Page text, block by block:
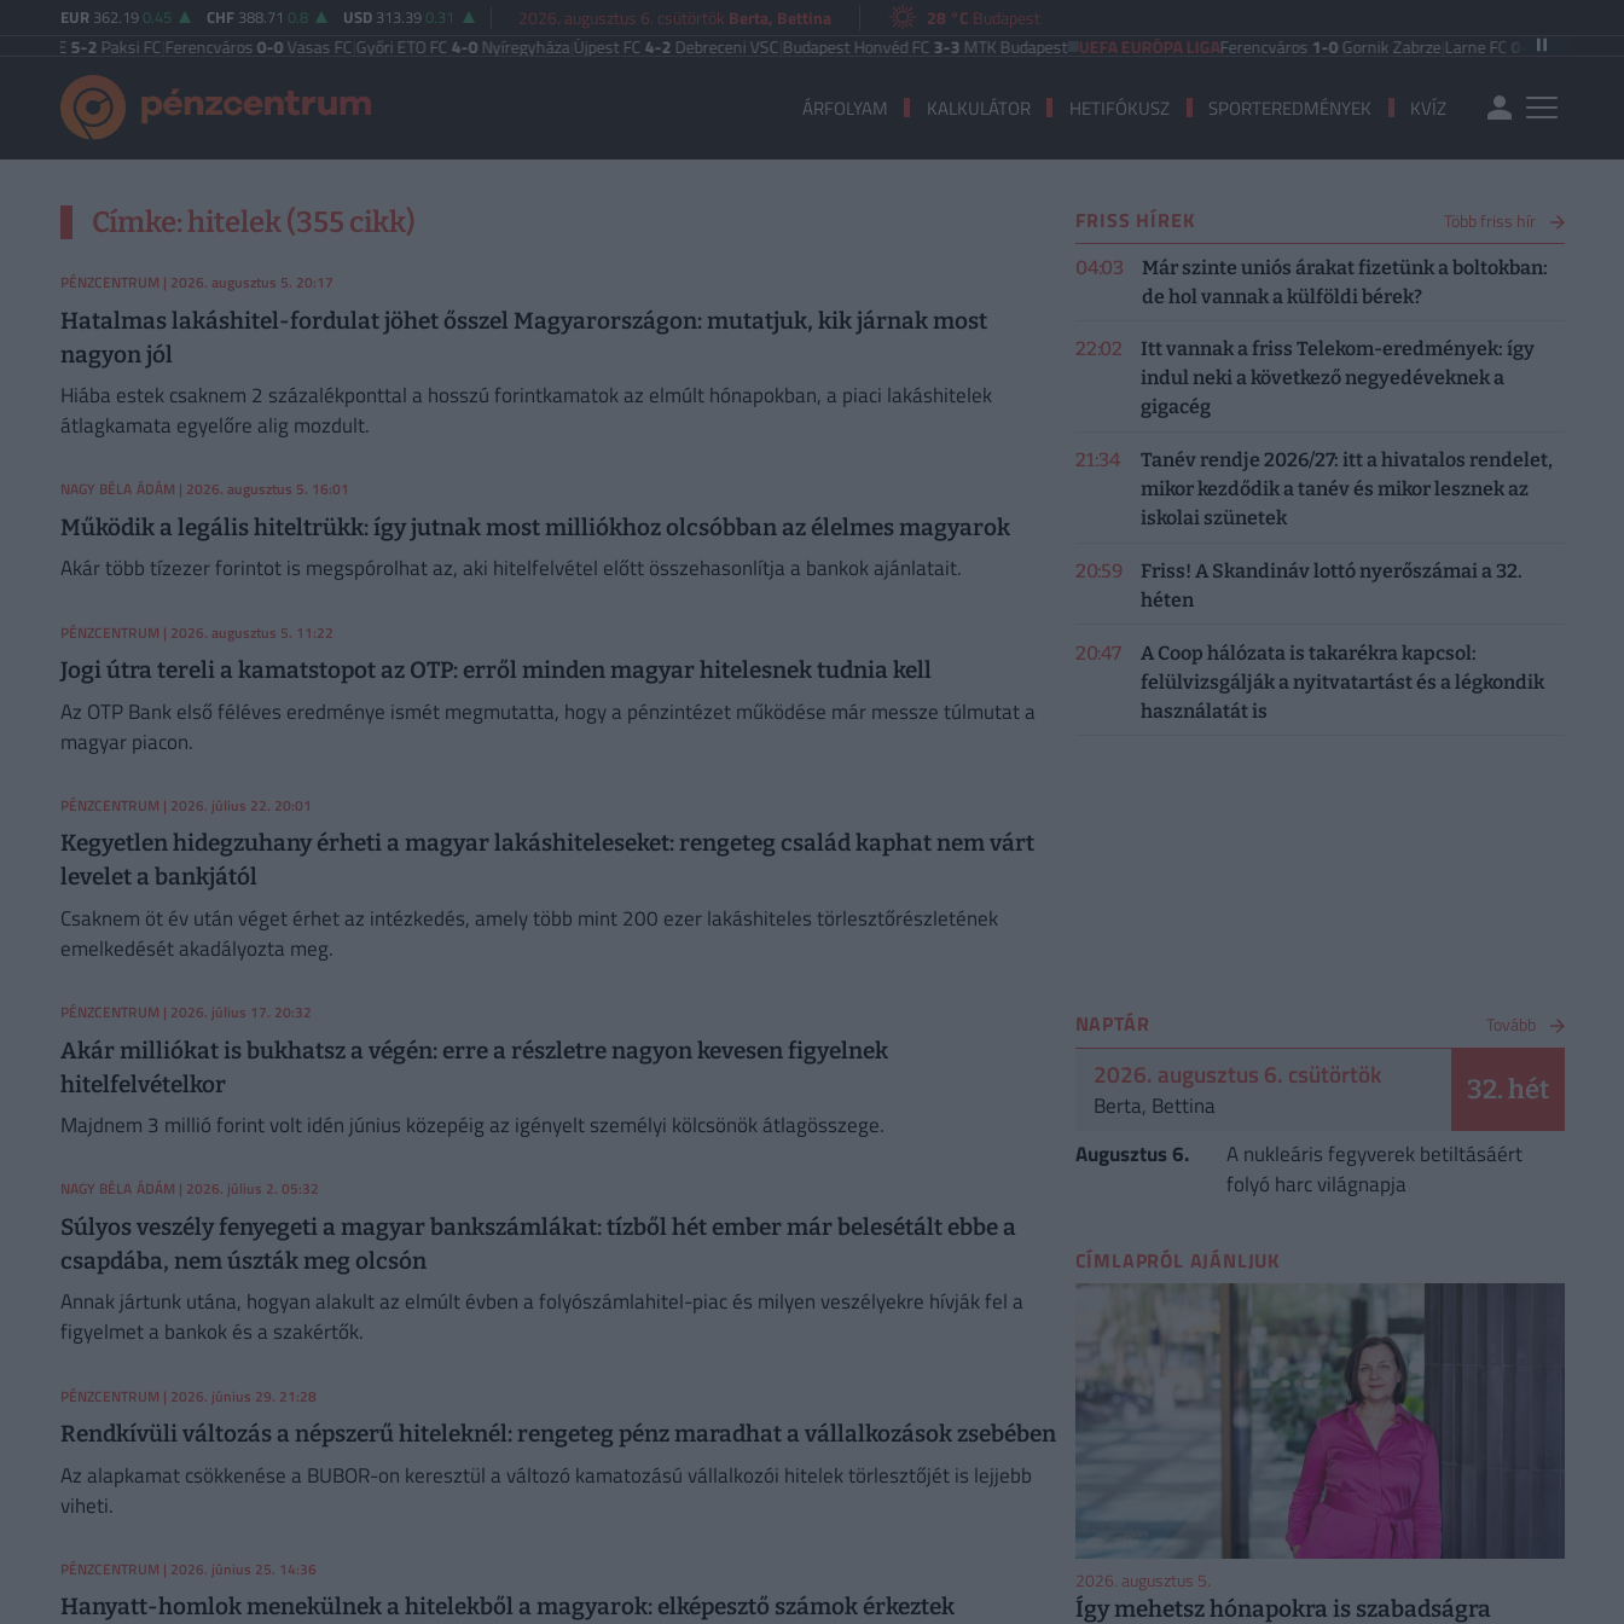
EUR 362.19 0.45 CHF 388.71 0.8 USD 313.39 0.31 2026. augusztus 6. csütörtök Berta, Bettina 28 °C Budapest
5-2Paksi FC|Ferencváros0-0Vasas FC|Győri ETO FC4-0Nyíregyháza|Újpest FC4-2Debreceni VSC|Budapest Honvéd FC3-3MTK Budapest UEFA EURÓPA LIGAFerencváros1-0Gornik Zabrze|Larne FC0-0FC Iberia 1999
ÁRFOLYAM KALKULÁTOR HETIFÓKUSZ SPORTEREDMÉNYEK KVÍZ
Címke: hitelek (355 cikk)
PÉNZCENTRUM | 2026. augusztus 5. 20:17
Hatalmas lakáshitel-fordulat jöhet ősszel Magyarországon: mutatjuk, kik járnak most
nagyon jól
Hiába estek csaknem 2 százalékponttal a hosszú forintkamatok az elmúlt hónapokban, a piaci lakáshitelek
átlagkamata egyelőre alig mozdult.
NAGY BÉLA ÁDÁM | 2026. augusztus 5. 16:01
Működik a legális hiteltrükk: így jutnak most milliókhoz olcsóbban az élelmes magyarok
Akár több tízezer forintot is megspórolhat az, aki hitelfelvétel előtt összehasonlítja a bankok ajánlatait.
PÉNZCENTRUM | 2026. augusztus 5. 11:22
Jogi útra tereli a kamatstopot az OTP: erről minden magyar hitelesnek tudnia kell
Az OTP Bank első féléves eredménye ismét megmutatta, hogy a pénzintézet működése már messze túlmutat a
magyar piacon.
PÉNZCENTRUM | 2026. július 22. 20:01
Kegyetlen hidegzuhany érheti a magyar lakáshiteleseket: rengeteg család kaphat nem várt
levelet a bankjától
Csaknem öt év után véget érhet az intézkedés, amely több mint 200 ezer lakáshiteles törlesztőrészletének
emelkedését akadályozta meg.
PÉNZCENTRUM | 2026. július 17. 20:32
Akár milliókat is bukhatsz a végén: erre a részletre nagyon kevesen figyelnek
hitelfelvételkor
Majdnem 3 millió forint volt idén június közepéig az igényelt személyi kölcsönök átlagösszege.
NAGY BÉLA ÁDÁM | 2026. július 2. 05:32
Súlyos veszély fenyegeti a magyar bankszámlákat: tízből hét ember már belesétált ebbe a
csapdába, nem úszták meg olcsón
Annak jártunk utána, hogyan alakult az elmúlt évben a folyószámlahitel-piac és milyen veszélyekre hívják fel a
figyelmet a bankok és a szakértők.
PÉNZCENTRUM | 2026. június 29. 21:28
Rendkívüli változás a népszerű hiteleknél: rengeteg pénz maradhat a vállalkozások zsebében
Az alapkamat csökkenése a BUBOR-on keresztül a változó kamatozású vállalkozói hitelek törlesztőjét is lejjebb
viheti.
PÉNZCENTRUM | 2026. június 25. 14:36
Hanyatt-homlok menekülnek a hitelekből a magyarok: elképesztő számok érkeztek
FRISS HÍREK Több friss hír
04:03
Már szinte uniós árakat fizetünk a boltokban:
de hol vannak a külföldi bérek?
22:02
Itt vannak a friss Telekom-eredmények: így
indul neki a következő negyedéveknek a
gigacég
21:34
Tanév rendje 2026/27: itt a hivatalos rendelet,
mikor kezdődik a tanév és mikor lesznek az
iskolai szünetek
20:59
Friss! A Skandináv lottó nyerőszámai a 32.
héten
20:47
A Coop hálózata is takarékra kapcsol:
felülvizsgálják a nyitvatartást és a légkondik
használatát is
NAPTÁR Tovább
2026. augusztus 6. csütörtök
Berta, Bettina 32. hét
Augusztus 6.
A nukleáris fegyverek betiltásáért
folyó harc világnapja
CÍMLAPRÓL AJÁNLJUK
2026. augusztus 5.
Így mehetsz hónapokra is szabadságra